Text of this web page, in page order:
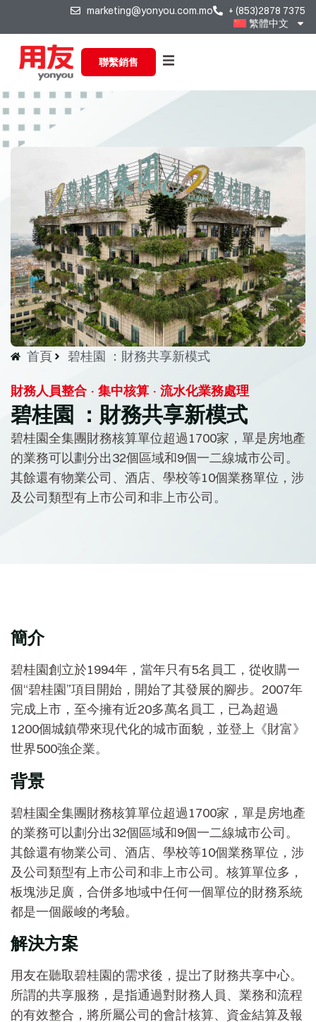
marketing@yonyou.com.mo
+ (853)2878 7375
繁體中文
聯繫銷售
首頁 碧桂園 ：財務共享新模式
財務人員整合 · 集中核算 · 流水化業務處理
碧桂園 ：財務共享新模式
碧桂園全集團財務核算單位超過1700家，單是房地產
的業務可以劃分出32個區域和9個一二線城市公司。
其餘還有物業公司、酒店、學校等10個業務單位，涉
及公司類型有上市公司和非上市公司。
簡介
碧桂園創立於1994年，當年只有5名員工，從收購一
個“碧桂園”項目開始，開始了其發展的腳步。2007年
完成上市，至今擁有近20多萬名員工，已為超過
1200個城鎮帶來現代化的城市面貌，並登上《財富》
世界500強企業。
背景
碧桂園全集團財務核算單位超過1700家，單是房地產
的業務可以劃分出32個區域和9個一二線城市公司。
其餘還有物業公司、酒店、學校等10個業務單位，涉
及公司類型有上市公司和非上市公司。核算單位多，
板塊涉足廣，合併多地域中任何一個單位的財務系統
都是一個嚴峻的考驗。
解決方案
用友在聽取碧桂園的需求後，提岀了財務共享中心。
所謂的共享服務，是指通過對財務人員、業務和流程
的有效整合，將所屬公司的會計核算、資金結算及報